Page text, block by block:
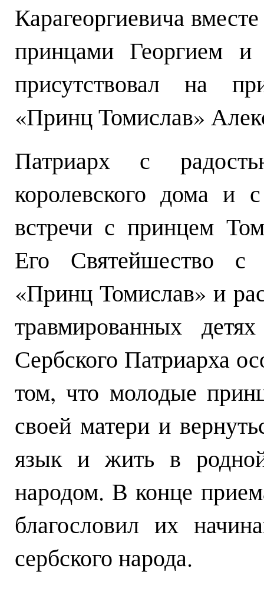
Карагеоргиевича
принцами Георгием
присутствовал на
«Принц Томислав»
Патриарх с
королевского дома и
встречи с принцем
Его Святейшество с
«Принц Томислав» и
травмированных
Сербского Патриарха
том, что молодые
своей матери и
язык и жить в
народом. В конце
благословил их
сербского народа.